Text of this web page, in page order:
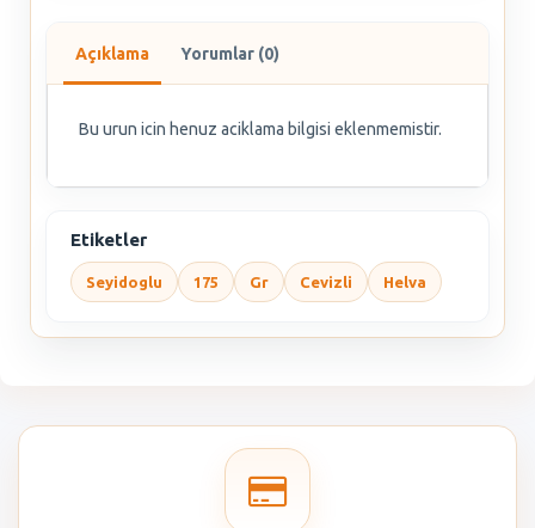
Açıklama Yorumlar (0)
Bu urun icin henuz aciklama bilgisi eklenmemistir.
Etiketler
Seyidoglu 175 Gr Cevizli Helva